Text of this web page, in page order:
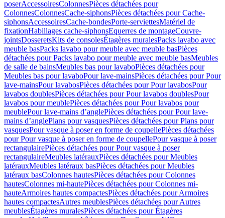
poserAccessoiresColonnesPièces détachées pour
ColonnesColonnesCache-siphonsPièces détachées pour Cache-
siphonsAccessoiresCache-bondesPorte-serviettesMatériel de
fixationHabillages cache-siphonsEquerres de montageCouvre-
jointsDosseretsKits de consolesÉtagères muralesPacks lavabo avec
meuble basPacks lavabo pour meuble avec meuble basPièces
détachées pour Packs lavabo pour meuble avec meuble basMeubles
de salle de bainsMeubles bas pour lavaboPièces détachées pour
Meubles bas pour lavaboPour lave-mainsPièces détachées pour Pour
lave-mainsPour lavabosPièces détachées pour Pour lavabosPour
lavabos doublesPièces détachées pour Pour lavabos doublesPour
lavabos pour meublePièces détachées pour Pour lavabos pour
meublePour lave-mains d’anglePièces détachées pour Pour lave-
mains d’anglePlans pour vasquesPièces détachées pour Plans pour
vasquesPour vasque à poser en forme de coupellePièces détachées
pour Pour vasque à poser en forme de coupellePour vasque à poser
rectangulairePièces détachées pour Pour vasque à poser
rectangulaireMeubles latérauxPièces détachées pour Meubles
latérauxMeubles latéraux basPièces détachées pour Meubles
latéraux basColonnes hautesPièces détachées pour Colonnes
hautesColonnes mi-hautePièces détachées pour Colonnes mi-
hauteArmoires hautes compactesPièces détachées pour Armoires
hautes compactesAutres meublesPièces détachées pour Autres
meublesÉtagères muralesPièces détachées pour Étagères